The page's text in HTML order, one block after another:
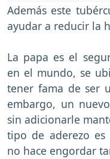
Además este
ayudar a reducir la
La papa es el
en el mundo, se
tener fama de ser
embargo, un
sin adicionarle
tipo de aderezo
no hace engordar